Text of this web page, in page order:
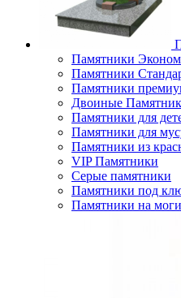
Памятники Эконом
Памятники
Памятники
Двоиные
Памятники для
Памятники для
Памятники из
VIP Памятники
Серые памятники
Памятники под
Памятники на